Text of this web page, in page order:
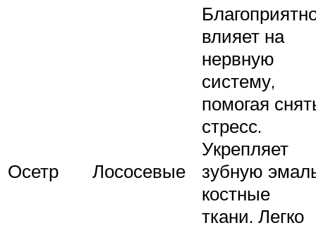
Осетр Лососевые
влияет на
нервную
систему,
помогая
стресс.
Укрепляет
зубную
костные
ткани. Легко